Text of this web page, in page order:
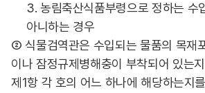
3. 농림축산식품부령으로 정하는 수
아니하는 경우
② 식물검역관은 수입되는 물품의 목재
이나 잠정규제병해충이 부착되어 있는
제1항 각 호의 어느 하나에 해당하는지